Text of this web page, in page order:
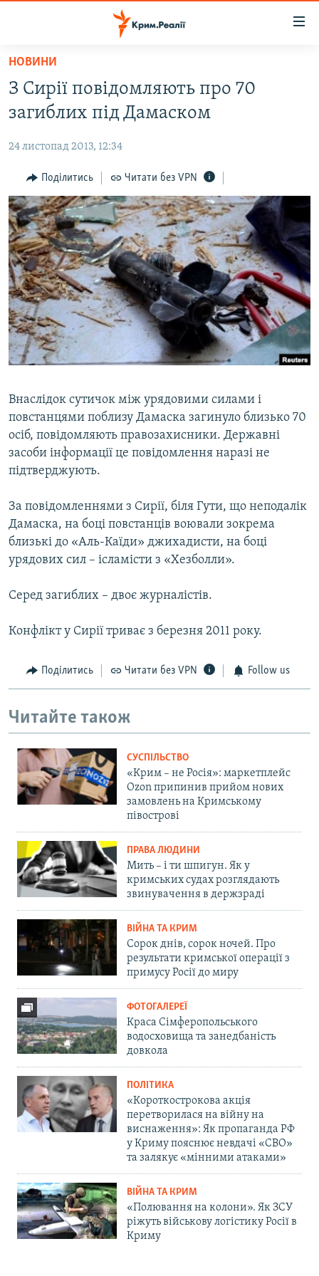
Перейти
основного
матеріалу
до
навігації
Перейти
до
пошуку
ВОДА.КРИМ
ПОЛІТИКА
БЛОГИ
ПОГЛЯД
ІНТЕРВ'Ю
ВСЕ ЗА ДЕНЬ
СПЕЦПРОЕКТИ
ДЕПОРТАЦІЯ
ВІДЕОУРОКИ «ELIFBE»
СВІДЧЕННЯ ОКУПАЦІЇ
ІНФОГРАФІКА
ЯК ОБІЙТИ БЛОКУВАННЯ
Русский
Qırımtatar
ДОЛУЧАЙСЯ!
Усі сайти RFE/RL
НОВИНИ
З Сирії повідомляють про 70
загиблих під Дамаском
24 листопад 2013, 12:34
Поділитись Читати без VPN
Внаслідок сутичок між урядовими силами і
повстанцями поблизу Дамаска загинуло близько 70
осіб, повідомляють правозахисники. Державні
засоби інформації це повідомлення наразі не
підтверджують.
За повідомленнями з Сирії, біля Гути, що неподалік
Дамаска, на боці повстанців воювали зокрема
близькі до «Аль-Каїди» джихадисти, на боці
урядових сил – ісламісти з «Хезболли».
Серед загиблих – двоє журналістів.
Конфлікт у Сирії триває з березня 2011 року.
Поділитись Читати без VPN Follow us
Читайте також
СУСПІЛЬСТВО
«Крим – не Росія»: маркетплейс
Ozon припинив прийом нових
замовлень на Кримському
півострові
ПРАВА ЛЮДИНИ
Мить – і ти шпигун. Як у
кримських судах розглядають
звинувачення в держзраді
ВІЙНА ТА КРИМ
Сорок днів, сорок ночей. Про
результати кримської операції з
примусу Росії до миру
ФОТОГАЛЕРЕЇ
Краса Сімферопольського
водосховища та занедбаність
довкола
ПОЛІТИКА
«Короткострокова акція
перетворилася на війну на
виснаження»: Як пропаганда РФ
у Криму пояснює невдачі «СВО»
та залякує «мінними атаками»
ВІЙНА ТА КРИМ
«Полювання на колони». Як ЗСУ
ріжуть військову логістику Росії в
Криму